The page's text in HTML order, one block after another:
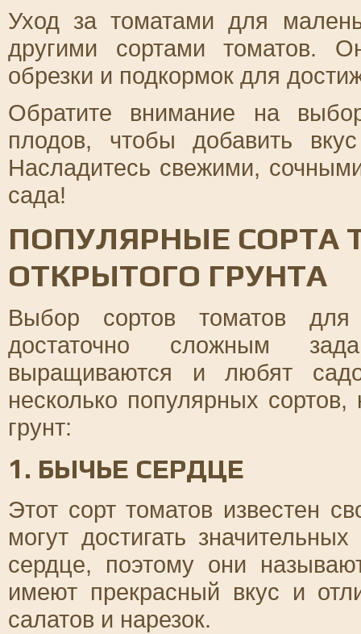
Уход за томатами для
другими сортами томатов.
обрезки и подкормок для
Обратите внимание на
плодов, чтобы добавить
Насладитесь свежими,
сада!
ПОПУЛЯРНЫЕ СОРТА
ОТКРЫТОГО ГРУНТА
Выбор сортов томатов
достаточно сложным
выращиваются и любят
несколько популярных
грунт:
1. БЫЧЬЕ СЕРДЦЕ
Этот сорт томатов известен
могут достигать
сердце, поэтому они
имеют прекрасный вкус и
салатов и нарезок.